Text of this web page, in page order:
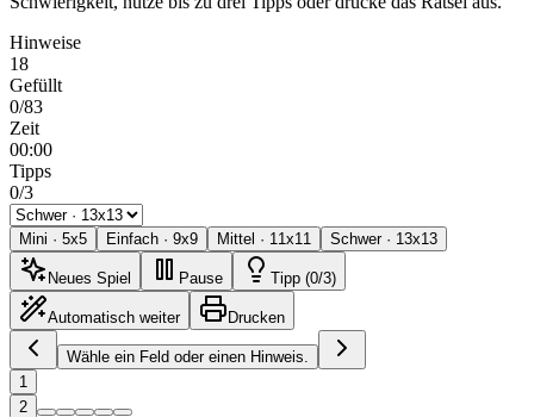
Hinweise
18
Gefüllt
0/83
Zeit
00:00
Tipps
0/3
Mini · 5x5 Einfach · 9x9 Mittel · 11x11 Schwer· 13x13
Neues Spiel Pause Tipp (0/3)
Automatisch weiter Drucken
Wähle ein Feld oder einen Hinweis.
1
2